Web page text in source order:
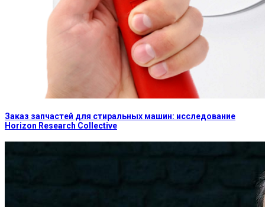
Заказ запчастей для стиральных машин: исследование
Horizon Research Collective